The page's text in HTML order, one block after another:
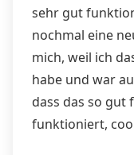
sehr gut
nochmal eine
mich, weil ich
habe und war
dass das so gut
funktioniert,